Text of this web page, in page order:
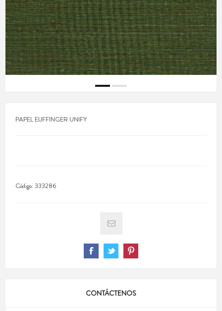
PAPEL EIJFFINGER UNIFY
Código:333286
CONTÁCTENOS